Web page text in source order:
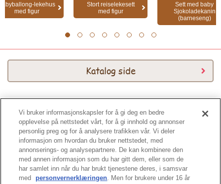
lekehus
med figur
Stort reiselekesett
med figur
Sett med baby
Sjokoladekanin
(barneseng)
Katalog side
Katalog 2026
Vi bruker informasjonskapsler for å gi deg en bedre
opplevelse på nettstedet vårt, for å gi innhold og annonser
personlig preg og for å analysere trafikken vår. Vi deler
informasjon om hvordan du bruker nettstedet, med
annonserings- og analysepartnere. De kan kombinere den
med annen informasjon som du har gitt dem, eller som de
har samlet inn når du har brukt tjenestene deres, i samsvar
med
personvernerklæringen. Men for brukere under 16 år